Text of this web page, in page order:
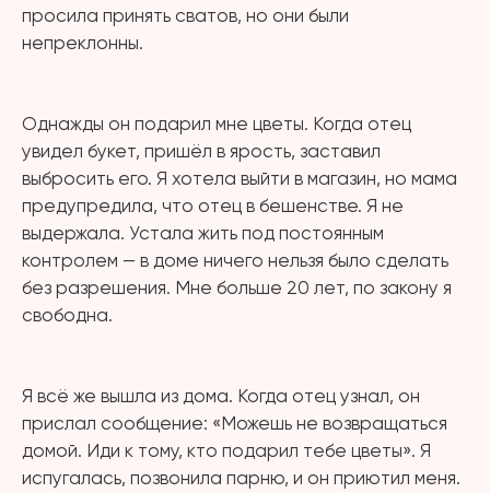
просила принять сватов, но они были
непреклонны.
Однажды он подарил мне цветы. Когда отец
увидел букет, пришёл в ярость, заставил
выбросить его. Я хотела выйти в магазин, но мама
предупредила, что отец в бешенстве. Я не
выдержала. Устала жить под постоянным
контролем — в доме ничего нельзя было сделать
без разрешения. Мне больше 20 лет, по закону я
свободна.
Я всё же вышла из дома. Когда отец узнал, он
прислал сообщение: «Можешь не возвращаться
домой. Иди к тому, кто подарил тебе цветы». Я
испугалась, позвонила парню, и он приютил меня.